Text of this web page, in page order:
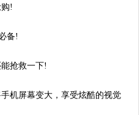
!
备!
抢救一下!
机屏幕变大，享受炫酷的视觉